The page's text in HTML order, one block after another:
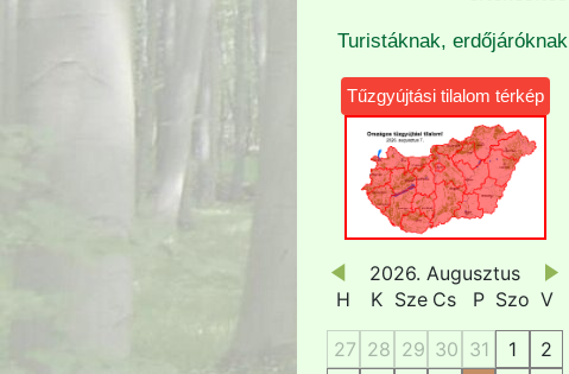
Turistáknak, erdőjáróknak
Tűzgyújtási tilalom térkép
2026. Augusztus
H
K Sze Cs P Szo V
27 28 29 30 31 1
2